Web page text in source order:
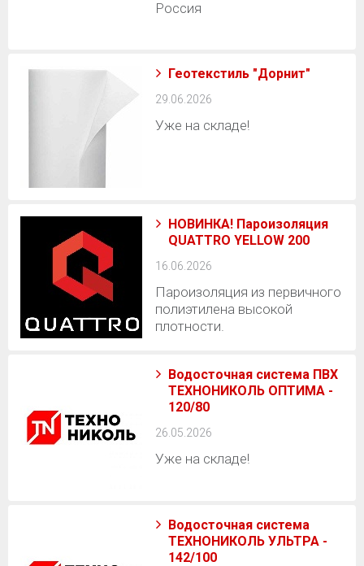
Россия
Геотекстиль "Дорнит"
29.06.2026
Уже на складе!
НОВИНКА! Пароизоляция
QUATTRO YELLOW 200
16.06.2026
Пароизоляция из первичного
полиэтилена высокой
плотности.
Водосточная система ПВХ
ТЕХНОНИКОЛЬ ОПТИМА -
120/80
26.05.2026
Уже на складе!
Водосточная система
ТЕХНОНИКОЛЬ УЛЬТРА -
142/100